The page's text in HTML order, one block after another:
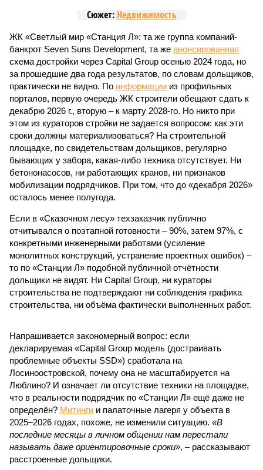
Сюжет: Недвижимость
ЖК «Светлый мир «Станция Л»: та же группа компаний-
банкрот Seven Suns Development, та же анонсированная
схема достройки через Capital Group осенью 2024 года, но
за прошедшие два года результатов, по словам дольщиков,
практически не видно. По информации из профильных
порталов, первую очередь ЖК строители обещают сдать к
декабрю 2026 г., вторую – к марту 2028-го. Но никто при
этом из кураторов стройки не задается вопросом: как эти
сроки должны материализоваться? На строительной
площадке, по свидетельствам дольщиков, регулярно
бывающих у забора, какая-либо техника отсутствует. Ни
бетононасосов, ни работающих кранов, ни признаков
мобилизации подрядчиков. При том, что до «декабря 2026»
осталось менее полугода.
Если в «Сказочном лесу» техзаказчик публично
отчитывался о поэтапной готовности – 90%, затем 97%, с
конкретными инженерными работами (усиление
монолитных конструкций, устранение проектных ошибок) –
то по «Станции Л» подобной публичной отчётности
дольщики не видят. Ни Capital Group, ни кураторы
строительства не подтверждают ни соблюдения графика
строительства, ни объёма фактически выполненных работ.
Напрашивается закономерный вопрос: если
декларируемая «Capital Group модель (достраивать
проблемные объекты SSD») сработала на
Лосиноостровской, почему она не масштабируется на
Люблино? И означает ли отсутствие техники на площадке,
что в реальности подрядчик по «Станции Л» ещё даже не
определён? Митинги и палаточные лагеря у объекта в
2025–2026 годах, похоже, не изменили ситуацию. «В
последние месяцы в личном общении нам перестали
называть даже ориентировочные сроки», – рассказывают
расстроенные дольщики.